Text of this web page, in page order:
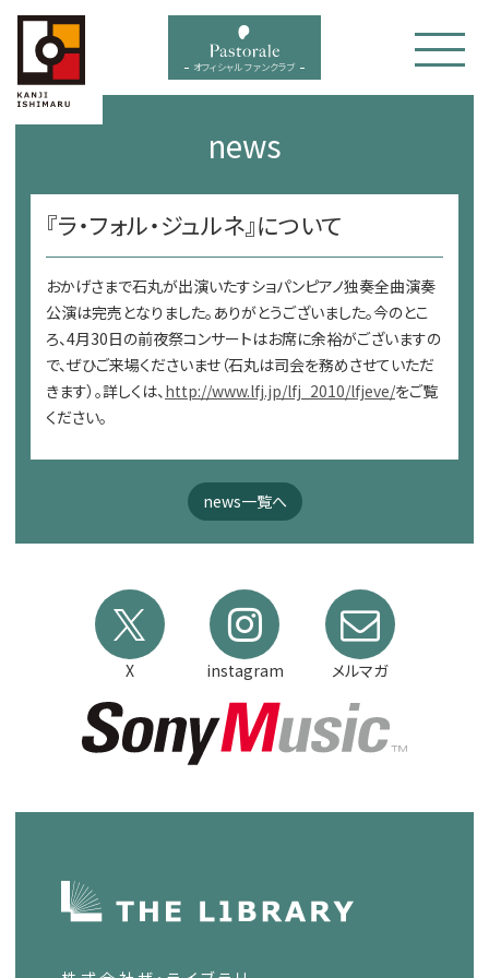
menu オフィシャル ファンクラブ
news
『ラ・フォル・ジュルネ』について
おかげさまで石丸が出演いたすショパンピアノ独奏全曲演奏
公演は完売となりました。ありがとうございました。今のとこ
ろ、4月30日の前夜祭コンサートはお席に余裕がございますの
で、ぜひご来場くださいませ（石丸は司会を務めさせていただ
きます）。詳しくは、 http://www.lfj.jp/lfj_2010/lfjeve/をご覧
ください。
news一覧へ
X instagram メルマガ